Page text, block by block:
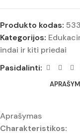
Produkto kodas:
Kategorijos:
indai ir kiti priedai
Pasidalinti:
Aprašymas
Charakteristikos: